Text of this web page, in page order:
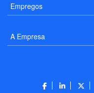
Empregos
A Empresa